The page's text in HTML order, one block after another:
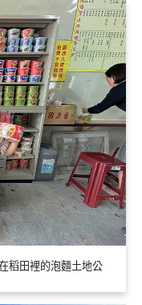
稻田裡的泡麵土地公